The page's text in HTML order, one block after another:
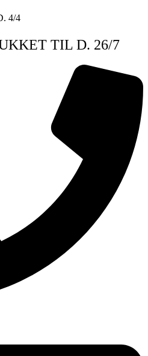
4/4
TIL D. 26/7